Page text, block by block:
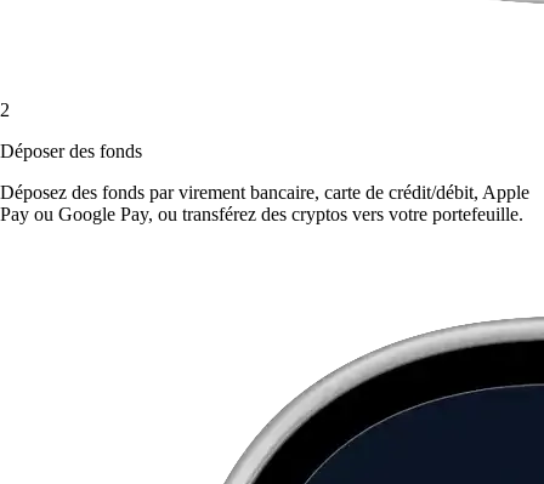
2
Déposer des fonds
Déposez des fonds par virement bancaire, carte de crédit/débit, Apple
Pay ou Google Pay, ou transférez des cryptos vers votre portefeuille.